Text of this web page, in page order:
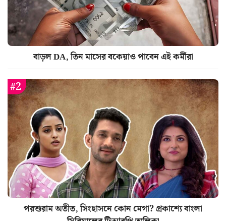
বাড়ল DA, তিন মাসের বকেয়াও পাবেন এই কর্মীরা
পরশুরাম অতীত, সিংহাসনে কোন মেগা? প্রকাশ্যে বাংলা